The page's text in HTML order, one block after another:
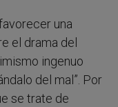
una
el drama del
ingenuo
del mal”. Por
se trate de